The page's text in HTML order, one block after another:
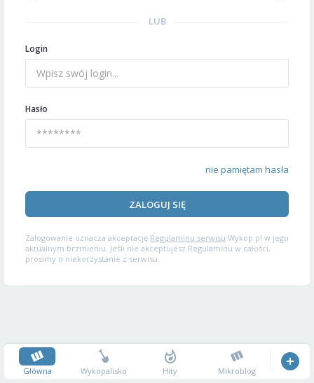
LUB
Login
Hasło
nie pamiętam hasła
ZALOGUJ SIĘ
Zalogowanie oznacza akceptację Regulaminu serwisu Wykop.pl w jego
aktualnym brzmieniu. Jeśli nie akceptujesz Regulaminu w całości,
prosimy o niekorzystanie z serwisu.
Główna Wykopalisko Hity Mikroblog